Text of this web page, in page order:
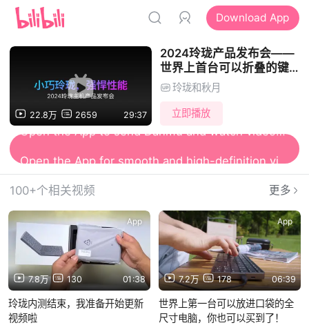
Download App
22.8万 2659 29:37
2024玲珑产品发布会——
世界上首台可以折叠的键盘
迷你主机
玲珑和秋月
立即播放
100+个相关视频 更多
7.8万 130 01:38
App
玲珑内测结束，我准备开始更新
视频啦
7.2万 178 06:39
App
世界上第一台可以放进口袋的全
尺寸电脑，你也可以买到了！